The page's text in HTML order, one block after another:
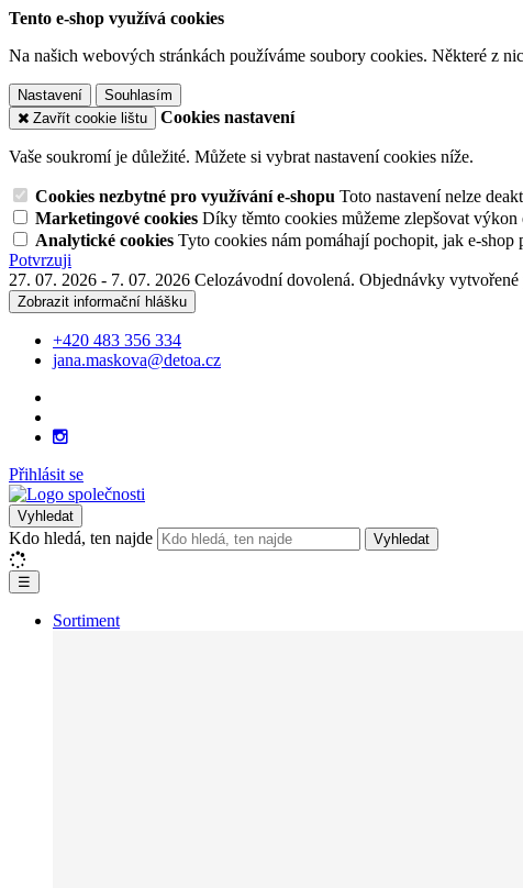
Tento e-shop využívá cookies
Na našich webových stránkách používáme soubory cookies. Některé z
Nastavení
Souhlasím
Zavřít cookie lištu
Cookies nastavení
Vaše soukromí je důležité. Můžete si vybrat nastavení cookies níže.
Cookies nezbytné pro využívání e-shopu Toto nastavení nelze
Marketingové cookies Díky těmto cookies můžeme zlepšovat
Analytické cookies Tyto cookies nám pomáhají pochopit, jak e-
Potvrzuji
27. 07. 2026 - 7. 07. 2026 Celozávodní dovolená. Objednávky
Zobrazit informační hlášku
+420 483 356 334
jana.maskova@detoa.cz
Přihlásit se
Vyhledat
Kdo hledá, ten najde Vyhledat
☰
Sortiment